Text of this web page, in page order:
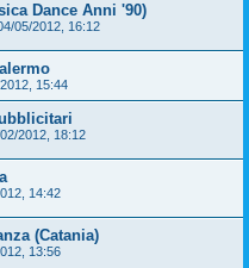
Dance Anni '90)
05/2012, 16:12
15:44
2012, 18:12
14:42
(Catania)
13:56